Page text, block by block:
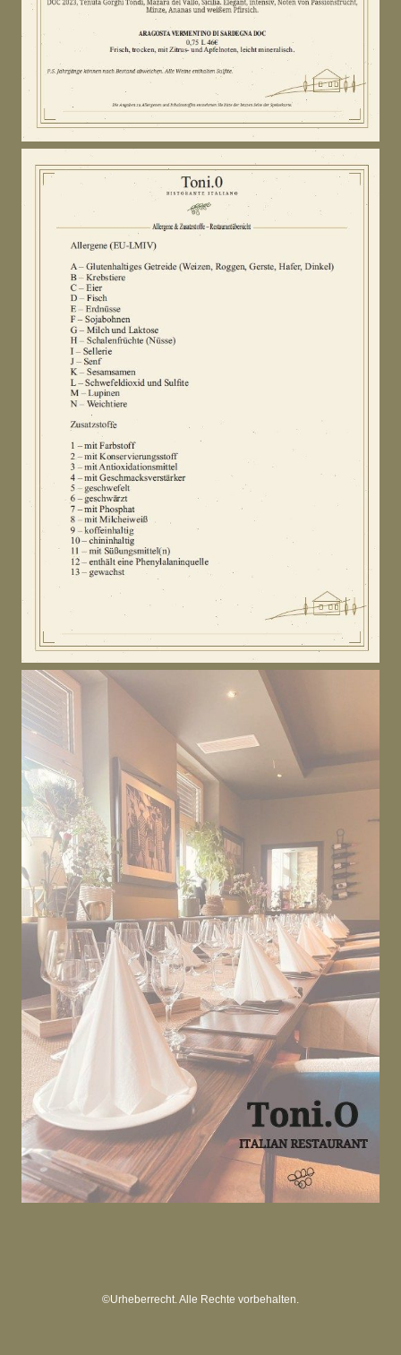
©Urheberrecht. Alle Rechte vorbehalten.